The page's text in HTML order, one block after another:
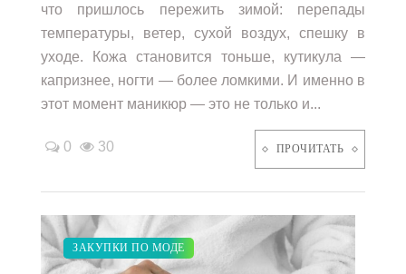
что пришлось пережить зимой: перепады
температуры, ветер, сухой воздух, спешку в
уходе. Кожа становится тоньше, кутикула —
капризнее, ногти — более ломкими. И именно в
этот момент маникюр — это не только и...
0 30 ПРОЧИТАТЬ
КРАСОТА
ДИЕТА
ЗАКУПКИ ПО МОДЕ